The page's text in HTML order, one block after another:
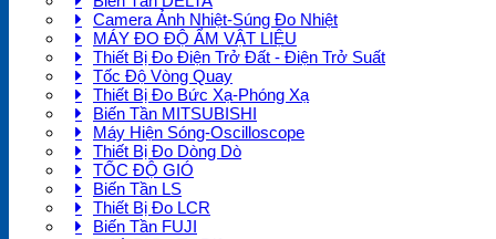
Camera Ảnh Nhiệt-Súng Đo Nhiệt
MÁY ĐO ĐỘ ẨM VẬT LIỆU
Thiết Bị Đo Điện Trở Đất - Điện Trở Suất
Tốc Độ Vòng Quay
Thiết Bị Đo Bức Xạ-Phóng Xạ
Biến Tần MITSUBISHI
Máy Hiện Sóng-Oscilloscope
Thiết Bị Đo Dòng Dò
TỐC ĐỘ GIÓ
Biến Tần LS
Thiết Bị Đo LCR
Biến Tần FUJI